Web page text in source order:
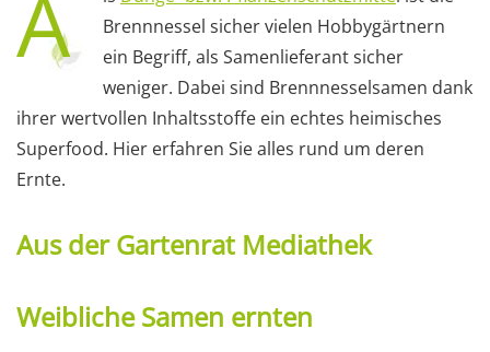
A
Brennnessel sicher vielen Hobbygärtnern
ein Begriff, als Samenlieferant sicher
weniger. Dabei sind Brennnesselsamen dank
ihrer wertvollen Inhaltsstoffe ein echtes heimisches
Superfood. Hier erfahren Sie alles rund um deren
Ernte.
Aus der Gartenrat Mediathek
Weibliche Samen ernten